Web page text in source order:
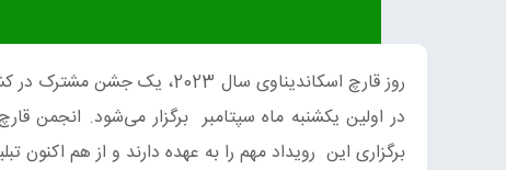
روز قارچ اسکاندیناوی سال
برگزاری این رویداد مهم را به عهده دارند و از هم اکنون